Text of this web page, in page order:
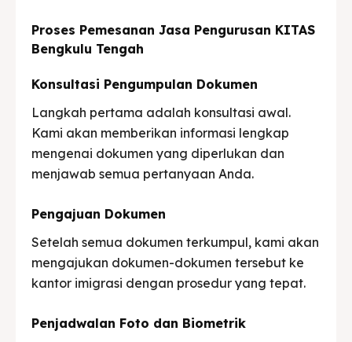
Proses Pemesanan Jasa Pengurusan KITAS
Bengkulu Tengah
Konsultasi Pengumpulan Dokumen
Langkah pertama adalah konsultasi awal.
Kami akan memberikan informasi lengkap
mengenai dokumen yang diperlukan dan
menjawab semua pertanyaan Anda.
Pengajuan Dokumen
Setelah semua dokumen terkumpul, kami akan
mengajukan dokumen-dokumen tersebut ke
kantor imigrasi dengan prosedur yang tepat.
Penjadwalan Foto dan Biometrik